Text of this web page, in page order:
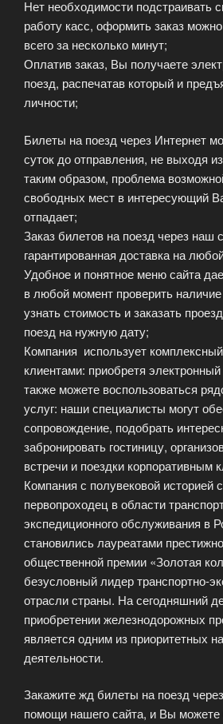
Нет необходимости подстраивать
работу касс, оформить заказ
всего за несколько минут;
Оплатив заказ, Вы получаете
поезд, распечатав который и
личности;
Билеты на поезд через Интернет
суток до отправления, не выходя
таким образом, проблема
свободных мест в интересующий
отпадает;
Заказ билетов на поезд через наш
гарантированная доставка на
Удобное и понятное меню сайта
в любой момент проверить
узнать стоимость и заказать
поезд на нужную дату;
Компания использует
клиентами: приобретя
также можете воспользоваться
услуг: наши специалисты могут
сопровождение, подобрать
забронировать гостиницу,
встречи и поездки корпоративным
Компания с полувековой историей
первопроходец в области
экспедиционного обслуживания в
становились лауреатами
общественной премии «Золотая
безусловный лидер транспортно-
отрасли страны. На сегодняшний
приобретении железнодорожных
является одним из приоритетных
деятельности.
Закажите жд билеты на поезд
помощи нашего сайта, и Вы